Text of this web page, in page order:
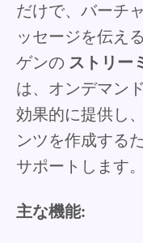
だけで、バーチ
ッセージを伝え
ゲンの ストリー
は、オンデマン
効果的に提供し
ンツを作成する
サポートします。
主な機能: